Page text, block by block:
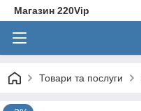
Магазин 220Vip
Товари та послуги